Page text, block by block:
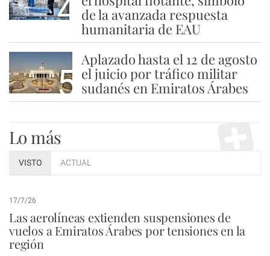
4 de la avanzada respuesta
humanitaria de EAU
5
Aplazado hasta el 12 de agosto
el juicio por tráfico militar
sudanés en Emiratos Árabes
Lo más
VISTO ACTUAL
17/7/26
Las aerolíneas extienden suspensiones de
vuelos a Emiratos Árabes por tensiones en la
región